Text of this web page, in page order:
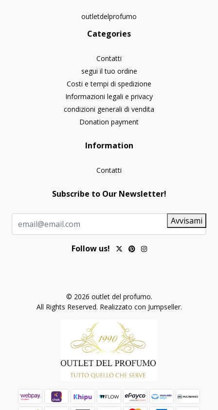
outletdelprofumo
Categories
Contatti
segui il tuo ordine
Costi e tempi di spedizione
Informazioni legali e privacy
condizioni generali di vendita
Donation payment
Information
Contatti
Subscribe to Our Newsletter!
Avvisami
Follow us!
© 2026 outlet del profumo.
All Rights Reserved. Realizzato con Jumpseller.